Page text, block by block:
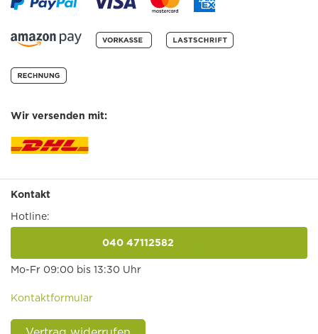
Wir versenden mit:
Kontakt
Hotline:
040 47112582
Mo-Fr 09:00 bis 13:30 Uhr
Kontaktformular